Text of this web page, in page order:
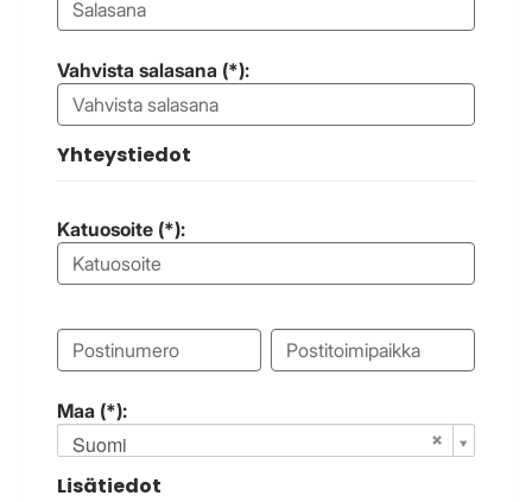
Vahvista salasana (*):
Yhteystiedot
Katuosoite (*):
Maa (*):
Suomi
Lisätiedot